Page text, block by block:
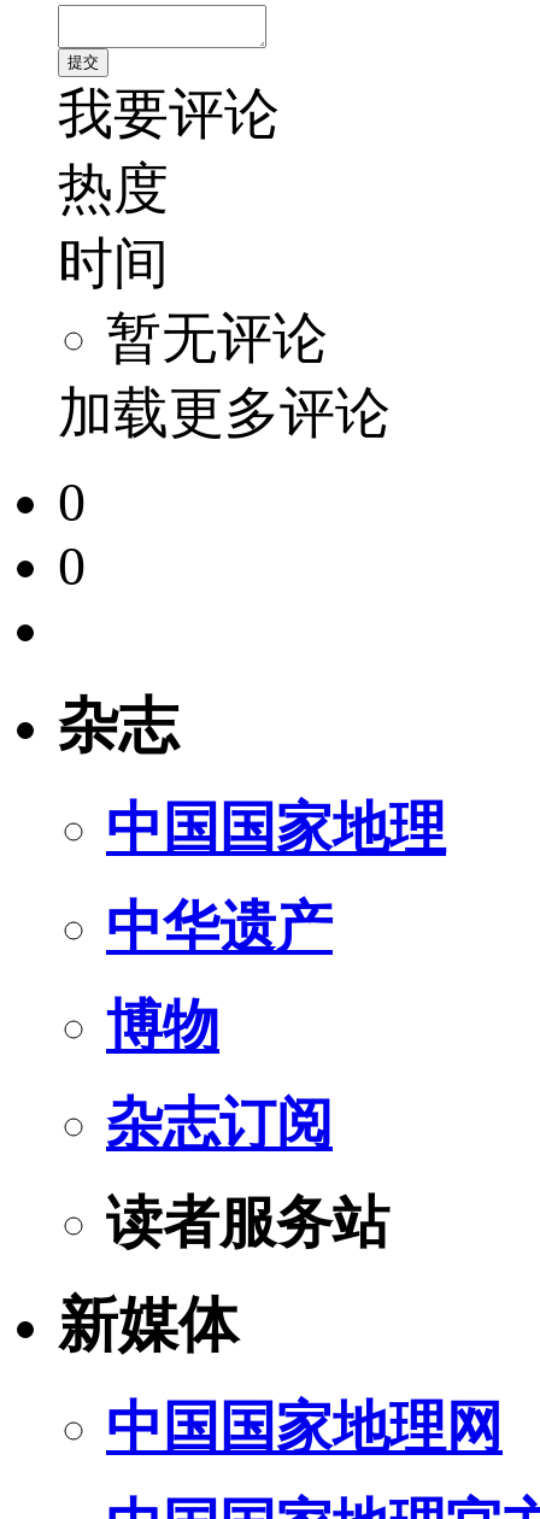
我要评论
热度
时间
暂无评论
加载更多评论
0
0
杂志
中国国家地理
中华遗产
博物
杂志订阅
读者服务站
新媒体
中国国家地理网